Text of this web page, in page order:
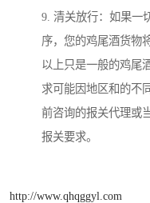
9. 清关放行：如果一
序，您的鸡尾酒货物
以上只是一般的鸡尾
求可能因地区和的不
前咨询的报关代理或
报关要求。
http://www.qhqggyl.com